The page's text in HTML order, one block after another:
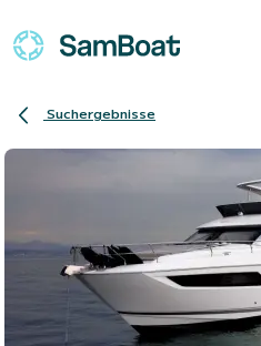
Suchergebnisse